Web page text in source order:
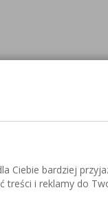
Ciebie bardziej
treści i reklamy do